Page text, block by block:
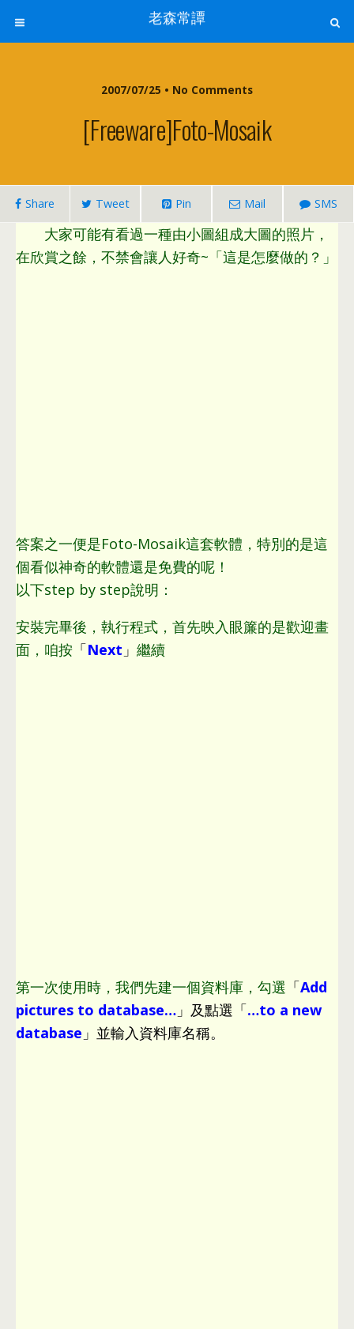
老森常譚
2007/07/25 • No Comments
[Freeware]Foto-Mosaik
Share Tweet Pin Mail SMS
大家可能有看過一種由小圖組成大圖的照片 ，
在欣賞之餘 ， 不禁會讓人好奇~「這是怎麼做的？」
答案之一便是Foto-Mosaik這套軟體 ， 特別的是這
個看似神奇的軟體還是免費的呢！
以下step by step說明 ：
安裝完畢後 ， 執行程式 ， 首先映入眼簾的是歡迎畫
面 ， 咱按 「Next 」 繼續
第一次使用時 ， 我們先建一個資料庫 ， 勾選 「Add
pictures to database… 」及點選 「…to a new
database 」並輸入資料庫名稱。